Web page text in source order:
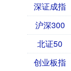
深证成指
沪深300
北证50
创业板指